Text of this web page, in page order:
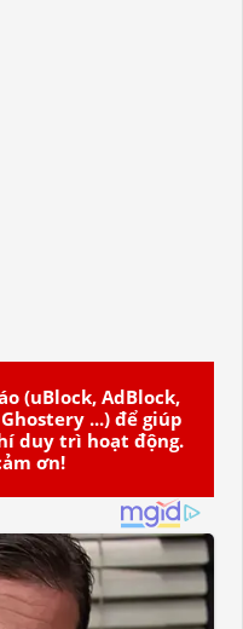
(uBlock, AdBlock,
...) để giúp
duy trì hoạt động.
ơn!